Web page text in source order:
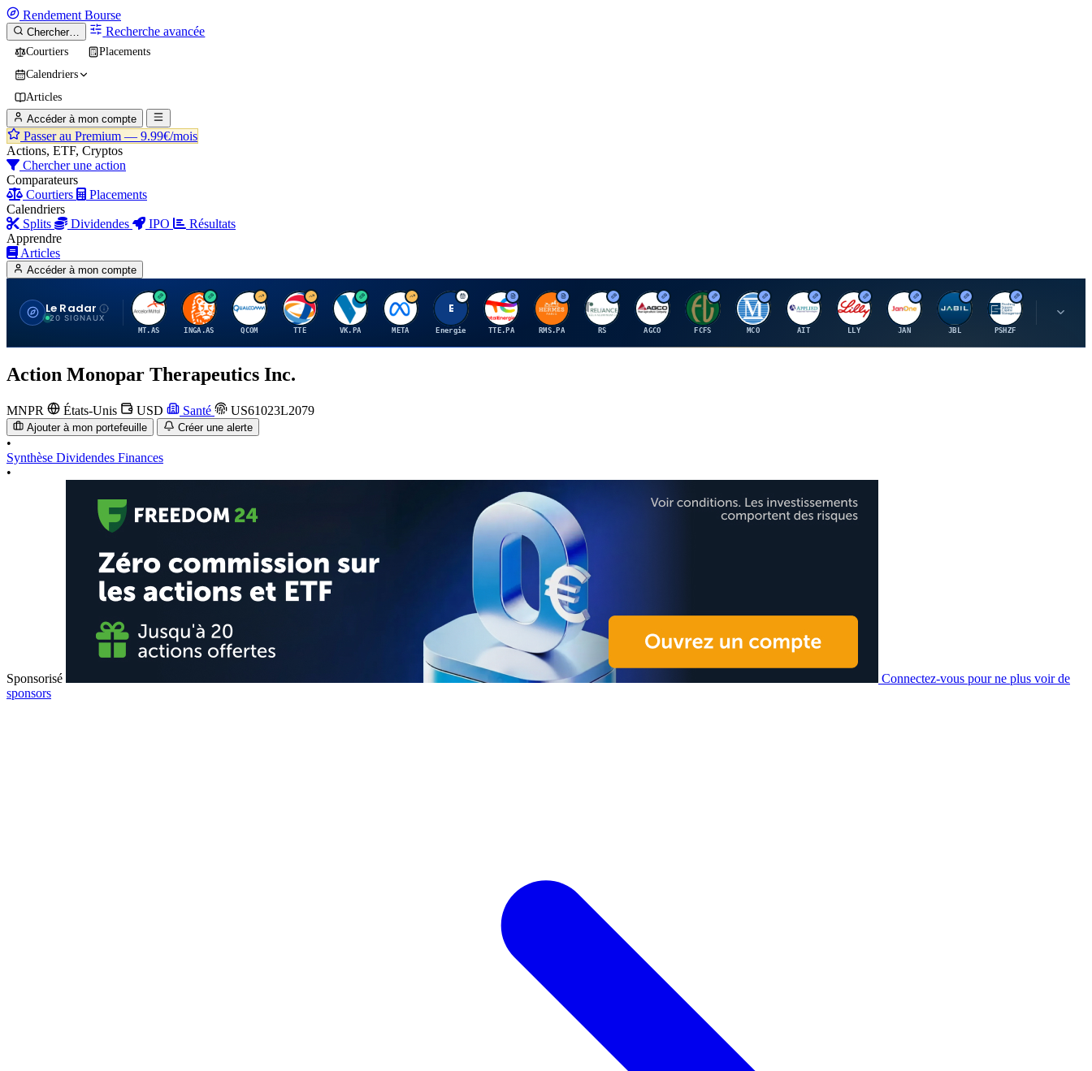
Rendement Bourse
Chercher… Recherche avancée
Courtiers
Placements
Calendriers
Articles
Accéder à mon compte
Passer au Premium — 9.99€/mois
Actions, ETF, Cryptos
Chercher une action
Comparateurs
Courtiers
Placements
Calendriers
Splits
Dividendes IPO
Résultats
Apprendre
Articles
Accéder à mon compte
Le Radar
20 SIGNAUX
A
MT.AS
I
INGA.AS
Q
QCOM
T
TTE
V
VK.PA
M
META
E
Energie
T
TTE.PA
H
RMS.PA
R
RS
A
AGCO
F
FCFS
M
MCO
A
AIT
E
LLY
J
JAN
J
JBL
P
PSHZF
O
Action Monopar Therapeutics Inc.
MNPR États-Unis USD Santé US61023L2079
Ajouter à mon portefeuille Créer une alerte
•
Synthèse Dividendes Finances
•
Sponsorisé
Connectez-vous pour ne plus voir de
sponsors